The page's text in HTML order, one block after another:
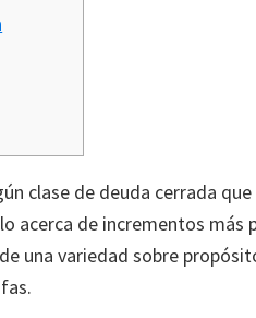
clase de deuda cerrada
acerca de incrementos más
una variedad sobre